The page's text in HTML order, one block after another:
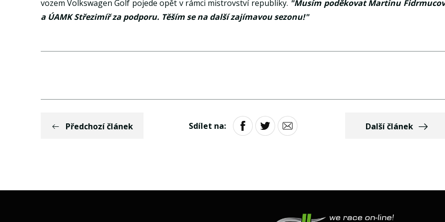
vozem Volkswagen Golf pojede opět v rámci mistrovství republiky. "Musím poděkovat Martinu
a ÚAMK Střezimíř za podporu. Těším se na další zajímavou sezonu!"
Předchozí článek Sdílet na: Další článek